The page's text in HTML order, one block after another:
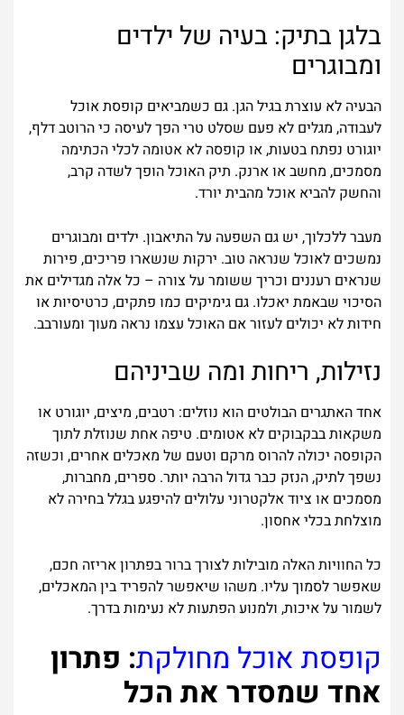
בלגן בתיק: בעיה של ילדים
ומבוגרים
הבעיה לא עוצרת בגיל הגן. גם כשמביאים קופסת אוכל
לעבודה, מגלים לא פעם שסלט טרי הפך לעיסה כי הרוטב דלף,
יוגורט נפתח בטעות, או קופסה לא אטומה לכלי הכתימה
מסמכים, מחשב או ארנק. תיק האוכל הופך לשדה קרב,
והחשק להביא אוכל מהבית יורד.
מעבר ללכלוך, יש גם השפעה על התיאבון. ילדים ומבוגרים
נמשכים לאוכל שנראה טוב. ירקות שנשארו פריכים, פירות
שנראים רעננים וכריך ששומר על צורה – כל אלה מגדילים את
הסיכוי שבאמת יאכלו. גם גימיקים כמו פתקים, כרטיסיות או
חידות לא יכולים לעזור אם האוכל עצמו נראה מעוך ומעורבב.
נזילות, ריחות ומה שביניהם
אחד האתגרים הבולטים הוא נוזלים: רטבים, מיצים, יוגורט או
משקאות בבקבוקים לא אטומים. טיפה אחת שנוזלת לתוך
הקופסה יכולה להרוס מרקם וטעם של מאכלים אחרים, וכשזה
נשפך לתיק, הנזק כבר גדול הרבה יותר. ספרים, מחברות,
מסמכים או ציוד אלקטרוני עלולים להיפגע בגלל בחירה לא
מוצלחת בכלי אחסון.
כל החוויות האלה מובילות לצורך ברור בפתרון אריזה חכם,
שאפשר לסמוך עליו. משהו שיאפשר להפריד בין המאכלים,
לשמור על איכות, ולמנוע הפתעות לא נעימות בדרך.
קופסת אוכל מחולקת: פתרון
אחד שמסדר את הכל